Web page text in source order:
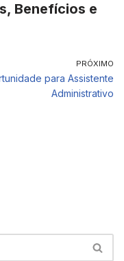
Benefícios e
PRÓXIMO
para Assistente
Administrativo